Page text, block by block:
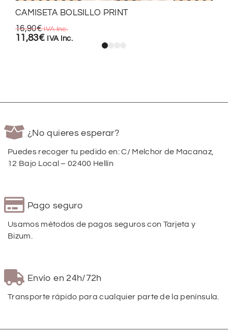
CAMISETA BOLSILLO PRINT
16,90€ IVA Inc.
11,83€ IVA Inc.
¿No quieres esperar?
Puedes recoger tu pedido en: C/ Melchor de Macanaz,
12 Bajo Local – 02400 Hellín
Pago seguro
Usamos métodos de pagos seguros con Tarjeta y
Bizum.
Envío en 24h/72h
Transporte rápido para cualquier parte de la península.